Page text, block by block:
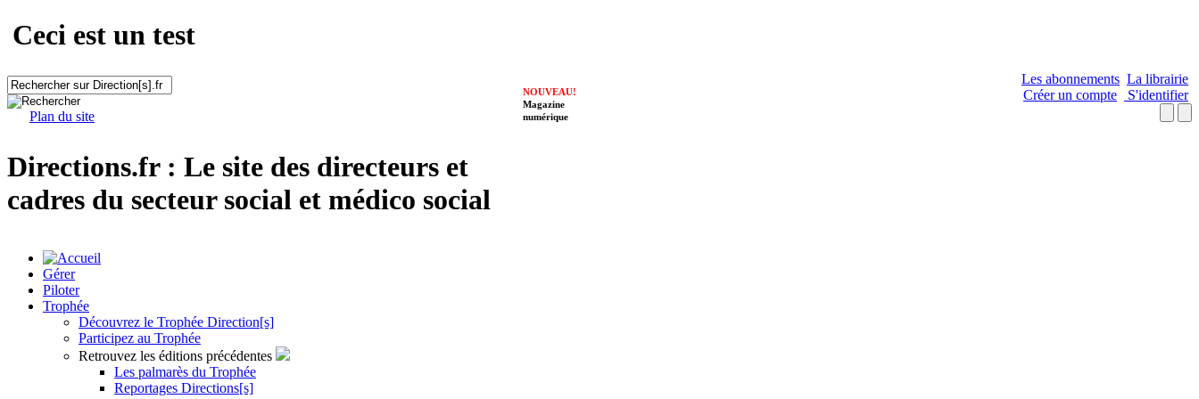
Ceci est un test
Plan du site
Les abonnements La librairie
Créer un compte
S'identifier
NOUVEAU!
Magazine
numérique
Directions.fr : Le site des directeurs et
cadres du secteur social et médico social
Gérer
Piloter
Trophée
Découvrez le Trophée Direction[s]
Participez au Trophée
Retrouvez les éditions précédentes
Les palmarès du Trophée
Reportages Directions[s]